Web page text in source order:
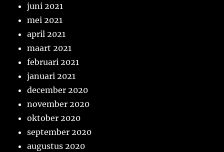
juni 2021
mei 2021
april 2021
maart 2021
februari 2021
januari 2021
december 2020
november 2020
oktober 2020
september 2020
augustus 2020